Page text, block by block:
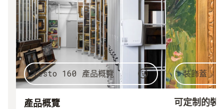
testo 160 產品概覽
產品概覽
裝飾蓋
可定制的裝